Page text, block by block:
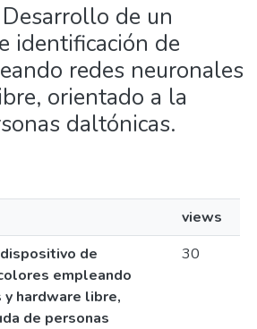
de un
identificación de
redes neuronales
orientado a la
daltónicas.
views
de
empleando
hardware libre,
de personas
30